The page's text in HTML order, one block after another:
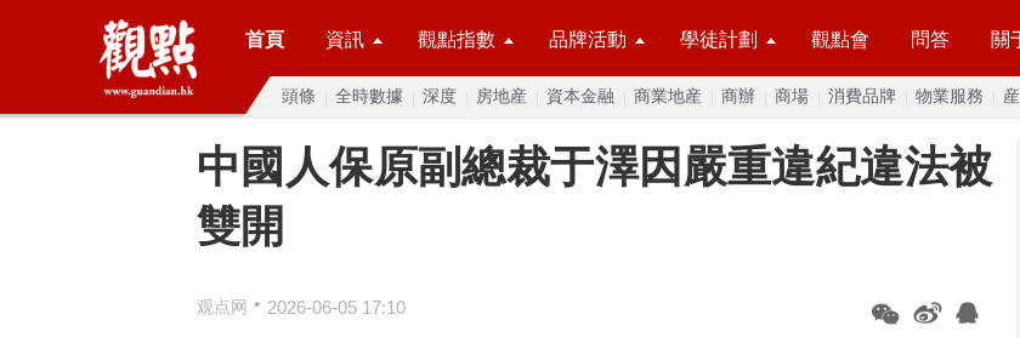
首頁 資訊 觀點指數 品牌活動 學徒計劃 觀點會 問答 關
頭條 全時數據 深度 房地産 資本金融 商業地産 商辦 商場 消費品牌 物業服務
中國人保原副總裁于澤因嚴重違紀違法被
雙開
观点网 • 2026-06-05 17:10